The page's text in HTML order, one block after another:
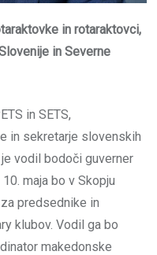
in rotaraktovci,
in Severne
in SETS,
in sekretarje slovenskih
vodil bodoči guverner
maja bo v Skopju
predsednike in
klubov. Vodil ga bo
makedonske